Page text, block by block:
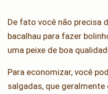
De fato você não precisa
bacalhau para fazer
uma peixe de boa
Para economizar, você
salgadas, que